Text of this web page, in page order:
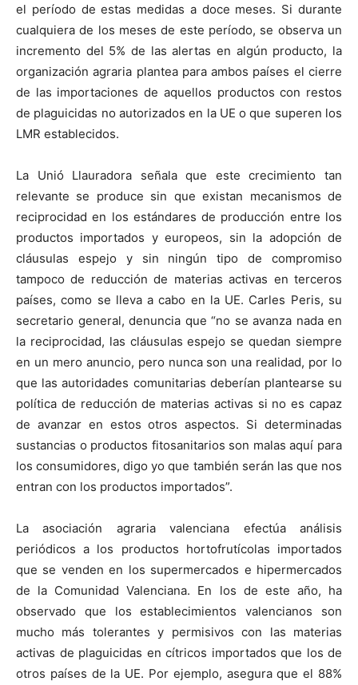
el período de estas medidas a doce meses. Si durante
cualquiera de los meses de este período, se observa un
incremento del 5% de las alertas en algún producto, la
organización agraria plantea para ambos países el cierre
de las importaciones de aquellos productos con restos
de plaguicidas no autorizados en la UE o que superen los
LMR establecidos.
La Unió Llauradora señala que este crecimiento tan
relevante se produce sin que existan mecanismos de
reciprocidad en los estándares de producción entre los
productos importados y europeos, sin la adopción de
cláusulas espejo y sin ningún tipo de compromiso
tampoco de reducción de materias activas en terceros
países, como se lleva a cabo en la UE. Carles Peris, su
secretario general, denuncia que “no se avanza nada en
la reciprocidad, las cláusulas espejo se quedan siempre
en un mero anuncio, pero nunca son una realidad, por lo
que las autoridades comunitarias deberían plantearse su
política de reducción de materias activas si no es capaz
de avanzar en estos otros aspectos. Si determinadas
sustancias o productos fitosanitarios son malas aquí para
los consumidores, digo yo que también serán las que nos
entran con los productos importados”.
La asociación agraria valenciana efectúa análisis
periódicos a los productos hortofrutícolas importados
que se venden en los supermercados e hipermercados
de la Comunidad Valenciana. En los de este año, ha
observado que los establecimientos valencianos son
mucho más tolerantes y permisivos con las materias
activas de plaguicidas en cítricos importados que los de
otros países de la UE. Por ejemplo, asegura que el 88%